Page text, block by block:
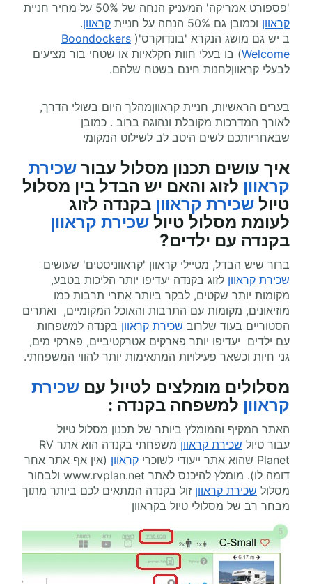
'פספורט אמריקה' המעניק הנחה של 50% על מחיר חניית
קראוון וכמובן גם 50% הנחה על חניית קראוון.
ב יש גם מושג הנקרא 'בונדוקרס'( Boondockers
Welcome) בו בעלי חוות חקלאיות או שטחי בור מציעים
לבעלי קראווןלחנות חינם בשטח שלהם.
בערים הראשיות, חניית קראווןמהלך היום בשולי הדרך,
לאורך המדרכות מקובלת ונהוגה ברוב . כמובן
שבאחריותכם לשים היטב לב לשילוט המקומי
איך עושים תכנון מסלול עבור שכירת
קראוון לזוג והאם יש הבדל בין מסלול
טיול שכירת קראוון בקנדה לזוג
לעומת מסלול טיול שכירת קראוון
בקנדה עם ילדים?
ברור שיש הבדל, מטיילי קראוון 'קראווניסטים' שעושים
שכירת קראוון לזוג בקנדה יעדיפו יותר הליכות בטבע,
מקומות יותר שקטים, לבקר ביותר אתרי תרבות כמו
מוזיאונים, מקומות עם התרבות והאוכל המקומיים, ואתרים
הסטוריים בעוד שלרוב שכירת קראוון בקנדה למשפחות
עם ילדים יעדיפו יותר פארקים אטרקטיביים, פארקי מים,
גני חיות וכשאר פעילויות המתאימות יותר להווי המשפחתי.
מסלולים מומלצים לטיול עם שכירת
קראוון למשפחה בקנדה :
האתר המקיף והמומלץ ביותר של תכנון מסלול טיול
עבור טיול שכירת קראוון משפחתי בקנדה הוא אתר RV
Planet שהוא אתר ייעודי לשוכרי קראוון (אין אף אתר אחר
דומה לו). מומלץ להיכנס לאתר www.rvplan.net ולבחור
מסלול שכירת קראוון זול בקנדה המתאים לכם ביותר מתוך
מבחר רב של מסלולי טיול בקראוון